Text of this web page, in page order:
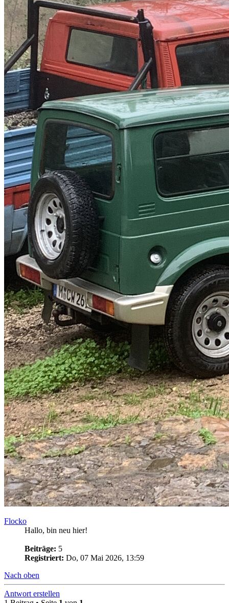
Flocko
Hallo, bin neu hier!
Beiträge: 5
Registriert: Do, 07 Mai 2026, 13:59
Nach oben
Antwort erstellen